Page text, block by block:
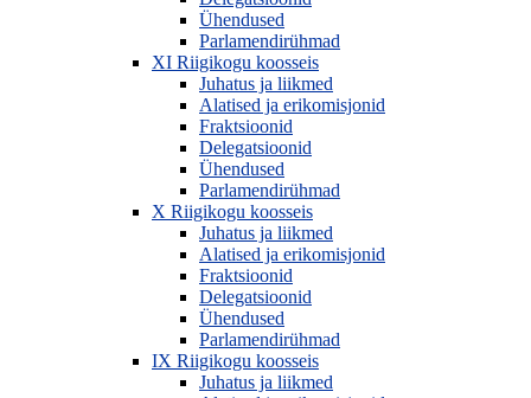
Ühendused
Parlamendirühmad
XI Riigikogu koosseis
Juhatus ja liikmed
Alatised ja erikomisjonid
Fraktsioonid
Delegatsioonid
Ühendused
Parlamendirühmad
X Riigikogu koosseis
Juhatus ja liikmed
Alatised ja erikomisjonid
Fraktsioonid
Delegatsioonid
Ühendused
Parlamendirühmad
IX Riigikogu koosseis
Juhatus ja liikmed